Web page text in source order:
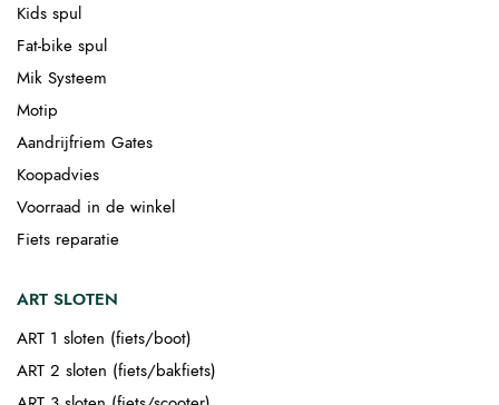
Kids spul
Fat-bike spul
Mik Systeem
Motip
Aandrijfriem Gates
Koopadvies
Voorraad in de winkel
Fiets reparatie
ART SLOTEN
ART 1 sloten (fiets/boot)
ART 2 sloten (fiets/bakfiets)